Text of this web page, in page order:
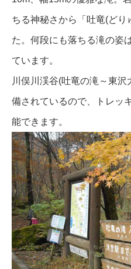
ちる神秘さから「吐竜(ど
た。何段にも落ちる滝の姿
ています。
川俣川渓谷(吐竜の滝～東
備されているので、トレッ
能できます。